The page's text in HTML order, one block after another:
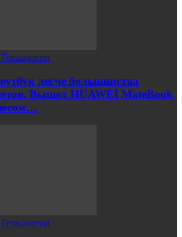
легче большинства
Вышел HUAWEI MateBook